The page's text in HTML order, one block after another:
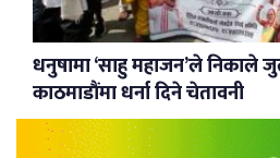
धनुषामा ‘साहु महाजन’ले
काठमाडौंमा धर्ना दिने चेतावनी